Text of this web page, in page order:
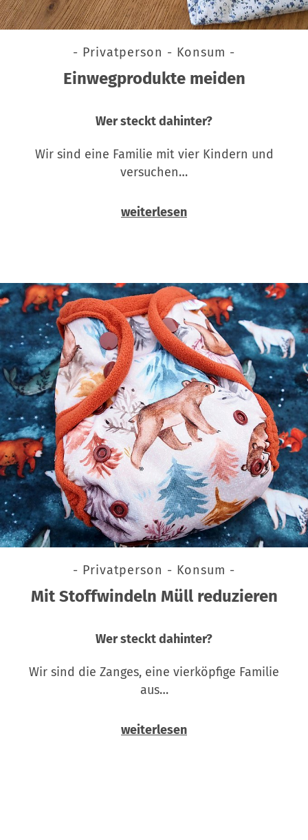
- Privatperson - Konsum -
Einwegprodukte meiden
Wer steckt dahinter?
Wir sind eine Familie mit vier Kindern und
versuchen…
weiterlesen
- Privatperson - Konsum -
Mit Stoffwindeln Müll reduzieren
Wer steckt dahinter?
Wir sind die Zanges, eine vierköpfige Familie
aus…
weiterlesen